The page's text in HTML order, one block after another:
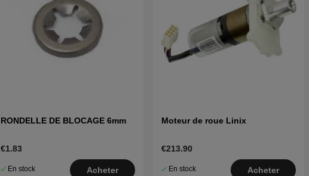
RONDELLE DE BLOCAGE 6mm
€1.83
En stock Acheter
Moteur de roue Linix
€213.90
En stock Acheter